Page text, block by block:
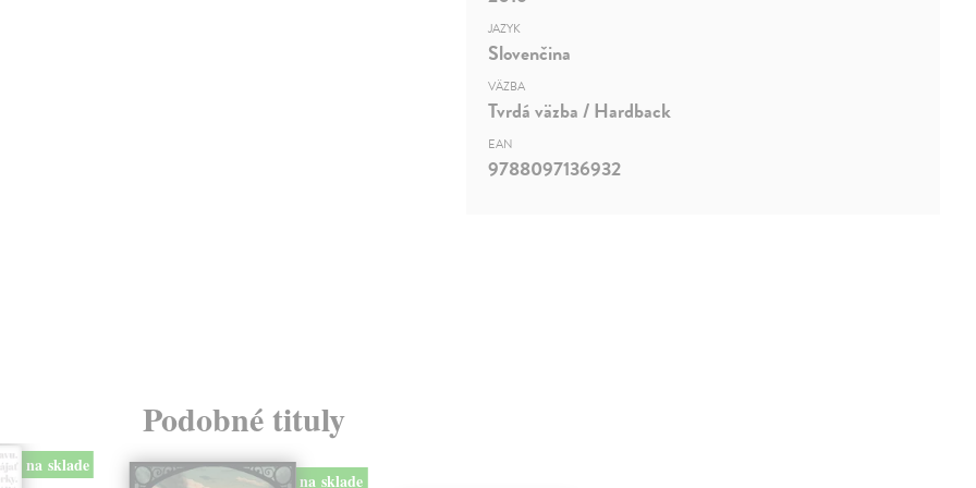
JAZYK
Slovenčina
VÄZBA
Tvrdá väzba / Hardback
EAN
9788097136932
Podobné tituly
na sklade
na sklade